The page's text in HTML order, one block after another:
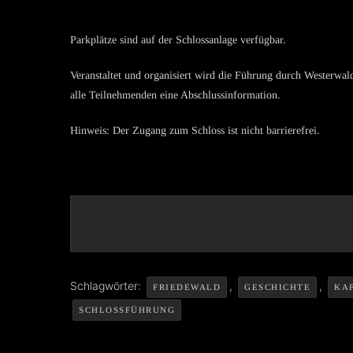
Parkplätze sind auf der Schloss­an­lage verfügbar.
Veran­stal­tet und organi­siert wird die Führung durch
alle Teilneh­men­den eine Abschlussinformation.
Hinweis: Der Zugang zum Schloss ist nicht barrierefrei.
Schlagwörter: FRIEDEWALD , GESCHICHTE ,
SCHLOSSFÜHRUNG